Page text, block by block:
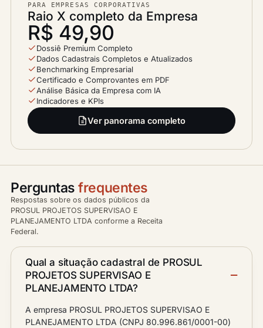
PARA EMPRESAS CORPORATIVAS
Raio X completo da Empresa
R$ 49,90
Dossiê Premium Completo
Dados Cadastrais Completos e Atualizados
Benchmarking Empresarial
Certificado e Comprovantes em PDF
Análise Básica da Empresa com IA
Indicadores e KPIs
Ver panorama completo
Perguntasfrequentes
Respostas sobre os dados públicos da
PROSUL PROJETOS SUPERVISAO E
PLANEJAMENTO LTDA conforme a Receita
Federal.
Qual a situação cadastral de PROSUL
PROJETOS SUPERVISAO E
PLANEJAMENTO LTDA?
A empresa PROSUL PROJETOS SUPERVISAO E
PLANEJAMENTO LTDA (CNPJ 80.996.861/0001-00)